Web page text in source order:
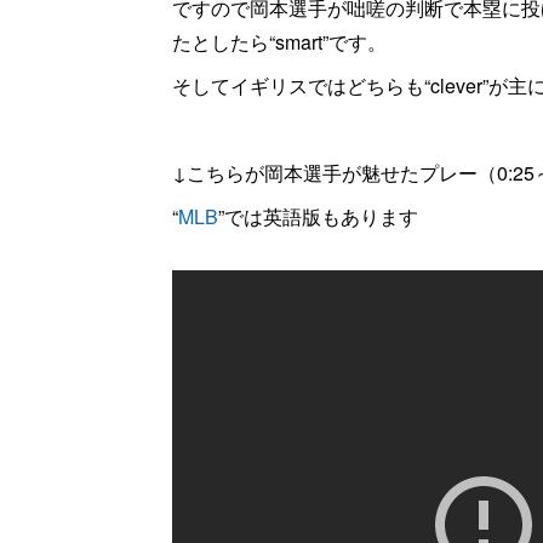
ですので岡本選手が咄嗟の判断で本塁に
たとしたら“smart”です。
そしてイギリスではどちらも“clever”が主
↓こちらが岡本選手が魅せたプレー（0:25
“MLB”では英語版もあります